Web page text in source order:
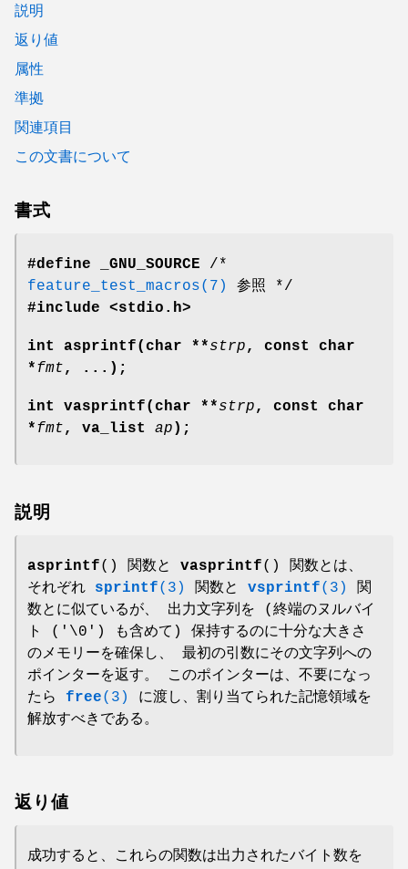
説明
返り値
属性
準拠
関連項目
この文書について
書式
#define _GNU_SOURCE /*
feature_test_macros(7)
参照 */
#include <stdio.h>
int asprintf(char **strp, const char
*fmt, ...);
int vasprintf(char **strp, const char
*fmt, va_list ap );
説明
asprintf() 関数と vasprintf() 関数とは、
それぞれ sprintf(3) 関数と vsprintf(3)
関
数とに似ているが、 出力文字列を (終端のヌルバイ
ト ('\0') も含めて) 保持するのに十分な大きさ
のメモリーを確保し、 最初の引数にその文字列への
ポインターを返す。 このポインターは、不要になっ
たら free(3)
に渡し、割り当てられた記憶領域を
解放すべきである。
返り値
成功すると、これらの関数は出力されたバイト数を